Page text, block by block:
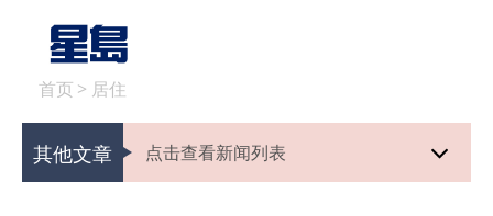
首页 > 居住
其他文章 点击查看新闻列表